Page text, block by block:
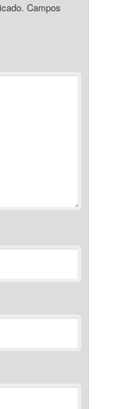
Campos